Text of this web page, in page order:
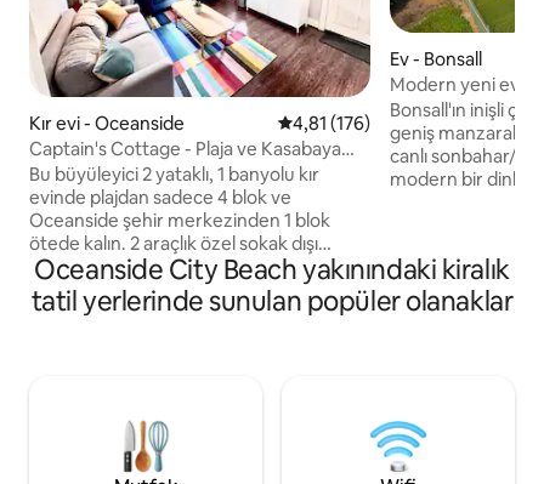
Kır evi - Oceanside 5 üzerinden ortalama 4,81
4,81 (176)
Captain's Cottage - Plaja ve Kasabaya
Yürüyüş
Bu büyüleyici 2 yataklı, 1 banyolu kır
evinde plajdan sadece 4 blok ve
Oceanside şehir merkezinden 1 blok
ötede kalın. 2 araçlık özel sokak dışı
otoparkın keyfini çıkarın ve her şeyi
yürüyerek keşfedin! Evde peyzajlı bir
bahçe, rahat bir veranda ve çamaşır
vantilatörleri ve oturma odasındaki ayaklı
vantilatörler her şeyi havadar tutar.
Sigara içilmez ve evcil hayvan içermez.
Ev - Bonsall
Modern yeni ev •
sessiz kaçış
Bonsall'ın inişli
geniş manzaralar,
canlı sonbahar/
modern bir
yıldızları izlemek
bulunuyor. Özel,
arkadaşlar için
birkaç dakika
Oceanside City Beach yakınındaki kiralık
tatil yerlerinde sunulan popüler olanaklar